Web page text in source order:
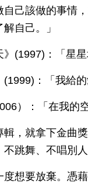
己該做的事情
自己。」
(1997)：「星
：「我給的
）：「在我的
輯，就拿下金曲
跳舞、不唱別
想要放棄。憑